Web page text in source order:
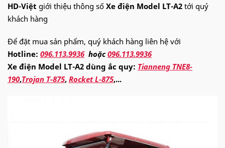
HD-Việt giới thiệu thông số Xe điện Model LT-A2 tới quý
khách hàng
Để đặt mua sản phẩm, quý khách hàng liên hệ với
Hotline: 096.113.9936 hoặc096.113.9936
Xe điện Model LT-A2 dùng ắc quy: Tianneng TNE8-
190,Trojan T-875, Rocket L-875,...